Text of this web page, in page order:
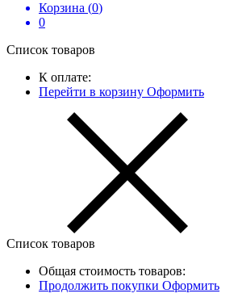
Корзина (0)
0
Список товаров
К оплате:
Перейти в корзину Оформить
Список товаров
Общая стоимость товаров:
Продолжить покупки Оформить